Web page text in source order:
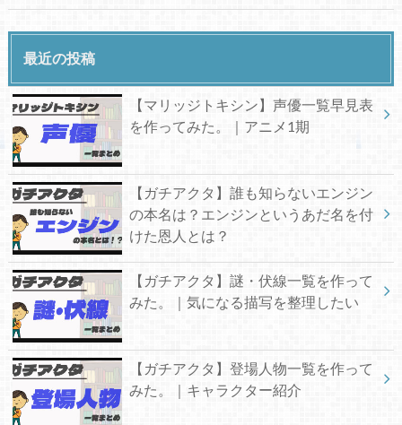
最近の投稿
【マリッジトキシン】声優一覧早見表
を作ってみた。｜アニメ1期
【ガチアクタ】誰も知らないエンジン
の本名は？エンジンというあだ名を付
けた恩人とは？
【ガチアクタ】謎・伏線一覧を作って
みた。｜気になる描写を整理したい
【ガチアクタ】登場人物一覧を作って
みた。｜キャラクター紹介